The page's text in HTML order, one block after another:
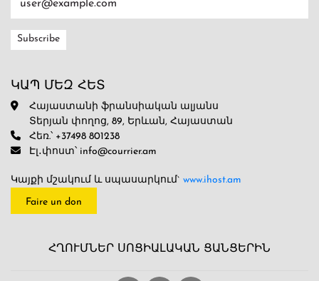
ԿԱՊ ՄԵԶ ՀԵՏ
Հայաստանի ֆրանսիական ալյանս
Տերյան փողոց, 89, Երևան, Հայաստան
Հեռ.՝ +37498 801238
Էլ․փոստ՝ info@courrier.am
Կայքի մշակում և սպասարկում` www.ihost.am
Faire un don
ՀՂՈՒՄՆԵՐ ՍՈՑԻԱԼԱԿԱՆ ՑԱՆՑԵՐԻՆ